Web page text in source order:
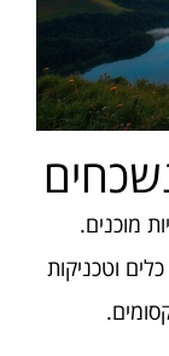
מוכנים.
וטכניקות